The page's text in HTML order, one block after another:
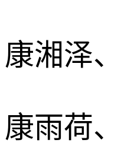
康湘泽
康雨荷